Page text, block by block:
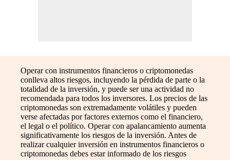
Operar con instrumentos financieros o criptomonedas
conlleva altos riesgos, incluyendo la pérdida de parte o la
totalidad de la inversión, y puede ser una actividad no
recomendada para todos los inversores. Los precios de las
criptomonedas son extremadamente volátiles y pueden
verse afectadas por factores externos como el financiero,
el legal o el político. Operar con apalancamiento aumenta
significativamente los riesgos de la inversión. Antes de
realizar cualquier inversión en instrumentos financieros o
criptomonedas debes estar informado de los riesgos